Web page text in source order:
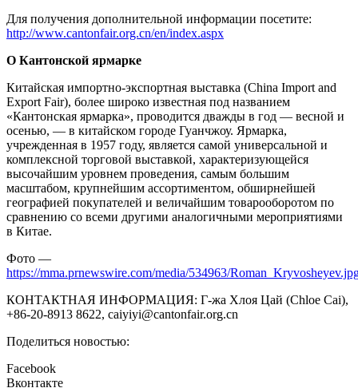
Для получения дополнительной информации посетите:
http://www.cantonfair.org.cn/en/index.aspx
О Кантонской ярмарке
Китайская импортно-экспортная выставка (China Import and
Export Fair), более широко известная под названием
«Кантонская ярмарка», проводится дважды в год — весной и
осенью, — в китайском городе Гуанчжоу. Ярмарка,
учрежденная в 1957 году, является самой универсальной и
комплексной торговой выставкой, характеризующейся
высочайшим уровнем проведения, самым большим
масштабом, крупнейшим ассортиментом, обширнейшей
географией покупателей и величайшим товарооборотом по
сравнению со всеми другими аналогичными мероприятиями
в Китае.
Фото —
https://mma.prnewswire.com/media/534963/
КОНТАКТНАЯ ИНФОРМАЦИЯ: Г-жа Хлоя Цай (Chloe Cai),
+86-20-8913 8622, caiyiyi@cantonfair.org.cn
Поделиться новостью:
Facebook
Вконтакте